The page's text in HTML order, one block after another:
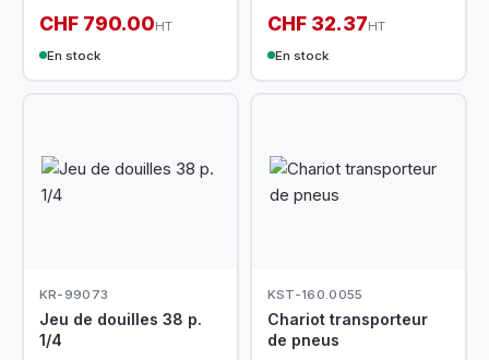
CHF 790.00HT
En stock
CHF 32.37HT
En stock
KR-99073
Jeu de douilles 38 p.
1/4
KST-160.0055
Chariot transporteur
de pneus